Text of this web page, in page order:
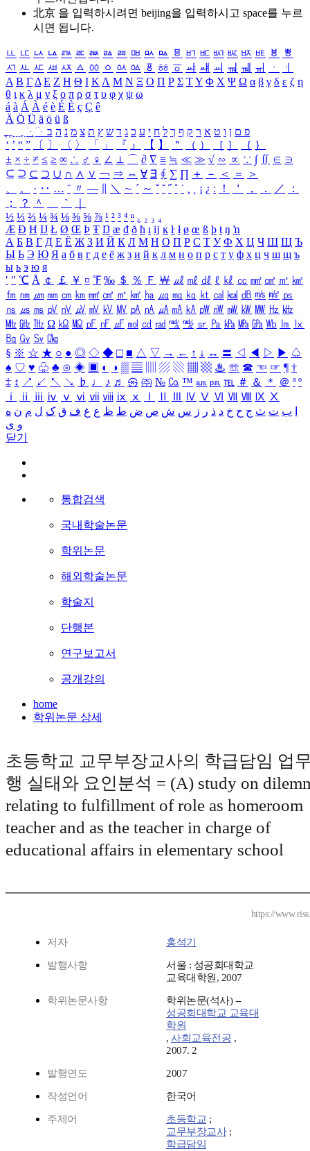
北京 을 입력하시려면 beijing을 입력하시고 space를 누르
시면 됩니다.
ㅥ ㅦ ㅧ ㅨ ㅩ ㅪ ㅫ ㅬ ㅭ ㅮ ㅯ ㅰ ㅱ ㅲ ㅳ ㅴ ㅵ ㅶ ㅷ ㅸ
ㅹ
ㅺ ㅻ ㅼ ㅽ ㅾ ㅿ ㆀ ㆁ ㆂ ㆃ ㆄ ㆅ ㆆ ㆇ ㆈ ㆉ ㆊ ㆋ ㆌ ㆍ
ㆎ
Α Β ΓΔ Ε Ζ Η Θ Ι ΚΛ Μ Ν Ξ Ο Π Ρ Σ ΤΥ Φ Χ Ψ Ω α β γ δ ε ζ η
θ ι κ λ μ ν ξ ο π ρ σ τ υ φ χ ψ ω
á à Á À é è É È ç Ç ê
Ä Ö Ü ä ö ü ß
ִֶֹ ֻּ ׁׂ פ ם ן ו ט א ר ק ף ך ל ח י ע כ ג ד ש ץ ת צ מ נ ה ב
‘ ’ “ ” 〔 〕 〈 〉 「 」 『 』 【 】 ＂ （ ） ［ ］ ｛ ｝
± × ÷ ≠ ≤ ≥ ∞ ∴ ♂ ♀ ∠ ⊥ ⌒ ∂ ∇ ≡ ≒ ≪ ≫ √ ∽ ∝ ∵ ∫ ∬ ∈ ∋
⊆ ⊇ ⊂ ⊃ ∪ ∩ ∧ ∨ ￢ ⇒ ⇔ ∀ ∃ ∮ ∑ ∏ ＋ － ＜ ＝
＞
、
。 · ‥ … ¨ 〃 ― ＼ ∼ ´ ～ ˇ ˘ ˝ ˚ ˙ ¸ ¡ ¿ ː ！ ＇ ， ． ／
：
；
？ ＾ ｀
½ ⅓ ⅔ ¼ ¾ ⅛ ⅜ ⅝ ⅞ ¹ ² ³ ⁴ ⁿ ₁ ₂ ₃ ₄
Æ Ð Ħ Ĳ Ł Ø Œ Þ Ŧ Ŋ æ đ ð ħ ı ĳ ĸ ŀ ł ø œ ß þ ŧ ŋ ŉ
А Б В Г Д Е Ё Ж З И Й К Л М Н О П Р С Т У Ф Х Ц Ч Ш Щ Ъ
Ы Ь Э Ю Я а б в г д е ё ж з и й к л м н о п р с т у ф х ц ч ш щ ъ
ы ь э ю я
′ ″ ℃ Å ￠ ￡ ￥ ¤ ℉ ‰ ＄ ％ Ｆ ￦ ㎕ ㎖ ㎗ ℓ ㎘ ㏄ ㎣ ㎤ ㎥ ㎦
㎙ ㎚ ㎛ ㎜ ㎝ ㎞ ㎟ ㎠ ㎡ ㎢ ㏊ ㎍ ㎎ ㎏ ㏏ ㎈ ㎉ ㏈ ㎧ ㎨ ㎰
㎱ ㎲ ㎳ ㎴ ㎵ ㎶ ㎷ ㎸ ㎹ ㎀ ㎁ ㎂ ㎃ ㎄ ㎺ ㎻ ㎽ ㎾ ㎿ ㎐ ㎑
㎒ ㎓ ㎔ Ω ㏀ ㏁ ㎊ ㎋ ㎌ ㏖ ㏅ ㎭ ㎮ ㎯ ㏛ ㎩ ㎪ ㎫ ㎬ ㏝ ㏐
㏓
㏃ ㏉ ㏜ ㏆
§ ※ ☆ ★ ○ ● ◎ ◇ ◆ □ ■ △ ▽ → ← ↑ ↓ ↔ 〓 ◁ ◀ ▷ ▶ ♤
♠ ♡ ♥ ♧ ♣ ⊙ ◈ ▣ ◐ ◑ ▒ ▤ ▨ ▧ ▦ ▩ ♨ ☏ ☎ ☜ ☞ ¶ †
‡ ↕ ↗ ↙ ↖ ↘ ♭ ♩ ♪ ♬ ㉿ ㈜ № ㏇ ™ ㏂ ㏘ ℡ ＃ ＆ ＊ ＠ ª º
ⅰ
ⅱ ⅲ ⅳ ⅴ ⅵ ⅶ ⅷ ⅸ ⅹ Ⅳ Ⅴ Ⅵ Ⅶ Ⅷ Ⅸ Ⅹ
ب ت ث ج ح خ د ذ ر ز س ش ص ض ط ظ ع غ ف ق ک ل م ن ه
و ی
닫기
통합검색
국내학술논문
학위논문
해외학술논문
학술지
단행본
연구보고서
공개강의
home
학위논문 상세
초등학교 교무부장교사의 학급담임 업
행 실태와 요인분석 = (A) study on
relating to fulfillment of role as homeroom
teacher and as the teacher in charge of
educational affairs in elementary school
https://
저자 홍석기
발행사항
서울 : 성공회대학교
교육대학원, 2007
학위논문사항
학위논문(석사) --
성공회대학교 교육대
학원
, 사회교육전공 ,
2007. 2
발행연도 2007
작성언어 한국어
주제어 초등학교 ;
교무부장교사;
학급담임